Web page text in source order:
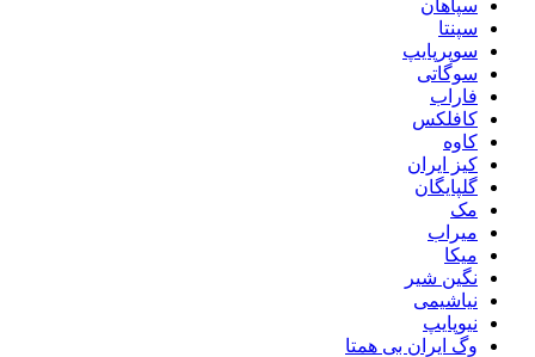
سپاهان
سپنتا
سوپرپایپ
سوگاتی
فاراب
کافلکس
کاوه
کیز ایران
گلپایگان
مک
میراب
میکا
نگین شیر
نیاشیمی
نیوپایپ
وگ ایران بی همتا